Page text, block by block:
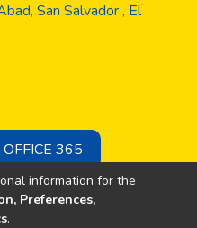
San Salvador , El
365
information for the
Preferences,
.